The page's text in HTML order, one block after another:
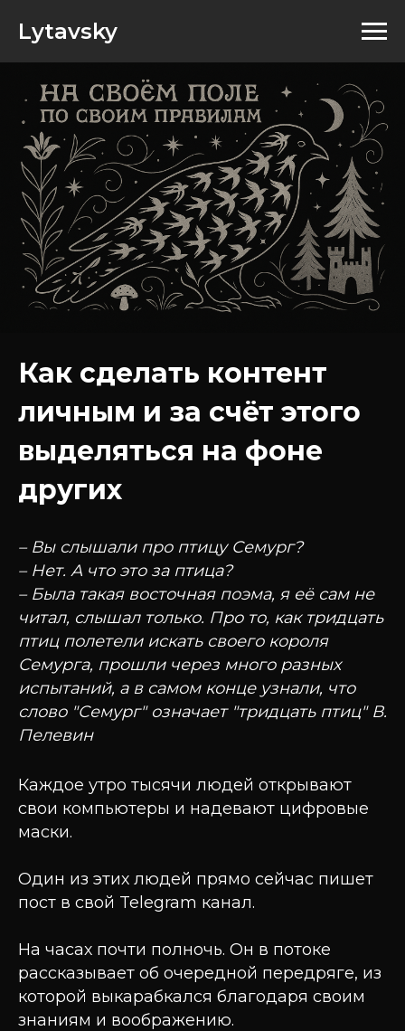
Lytavsky
Как сделать контент
личным и за счёт этого
выделяться на фоне
других
– Вы слышали про птицу Семург?
– Нет. А что это за птица?
– Была такая восточная поэма, я её сам не
читал, слышал только. Про то, как тридцать
птиц полетели искать своего короля
Семурга, прошли через много разных
испытаний, а в самом конце узнали, что
слово "Семург" означает "тридцать птиц" В.
Пелевин
Каждое утро тысячи людей открывают
свои компьютеры и надевают цифровые
маски.
Один из этих людей прямо сейчас пишет
пост в свой Telegram канал.
На часах почти полночь. Он в потоке
рассказывает об очередной передряге, из
которой выкарабкался благодаря своим
знаниям и воображению.